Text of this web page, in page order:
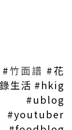
竹面譜 #花
生活 #hkig
#ublog